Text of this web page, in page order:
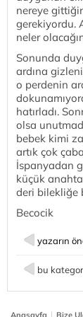
nereye
gerekiyordu.
neler
Sonunda
ardına
o perdenin
hatırladı.
olsa
bebek kimi
artık çok
İspanyadan
küçük
deri bilekliğe
Becocik
yazarın
bu
Anasayfa | Bize